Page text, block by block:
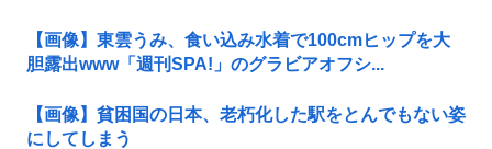
【画像】東雲うみ、食い込み水着で100cmヒップを大
胆露出www「週刊SPA!」のグラビアオフシ...
【画像】貧困国の日本、老朽化した駅をとんでもない姿
にしてしまう